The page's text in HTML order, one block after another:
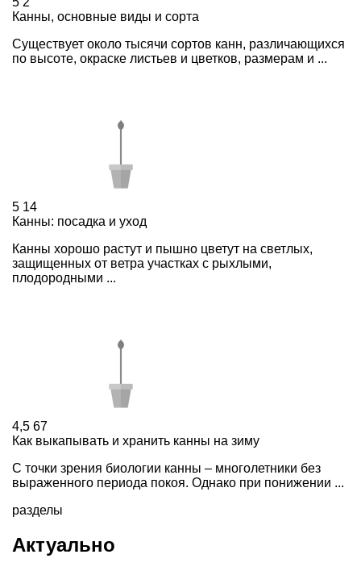
Канны, основные виды и сорта
Существует около тысячи сортов канн, различающихся
по высоте, окраске листьев и цветков, размерам и ...
5 14
Канны: посадка и уход
Канны хорошо растут и пышно цветут на светлых,
защищенных от ветра участках с рыхлыми,
плодородными ...
4,5 67
Как выкапывать и хранить канны на зиму
С точки зрения биологии канны – многолетники без
выраженного периода покоя. Однако при понижении ...
разделы
Актуально